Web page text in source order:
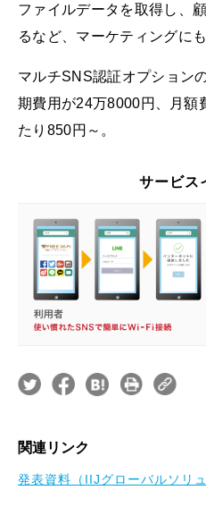
ファイルデータを取得し、
るなど、マーケティングに
マルチSNS認証オプション
期費用が24万8000円、月額
たり850円～。
サービス
関連リンク
発表資料（IIJグローバルソリ